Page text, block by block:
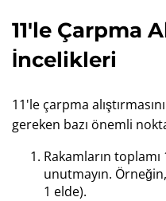
11'le Çarpma
İncelikleri
11'le çarpma
gereken bazı önemli
Rakamların
unutmayın.
1 elde).